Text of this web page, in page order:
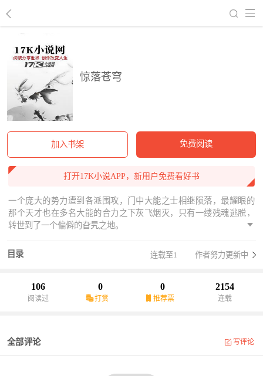
惊落苍穹
加入书架 免费阅读
打开17K小说APP，新用户免费看好书
一个庞大的势力遭到各派围攻，门中大能之士相继陨落，最耀眼的
那个天才也在多名大能的合力之下灰飞烟灭，只有一缕残魂逃脱，
转世到了一个偏僻的旮旯之地。
目录 连载至1 作者努力更新中
106
阅读过
0
打赏
0
推荐票
2154
连载
全部评论 写评论